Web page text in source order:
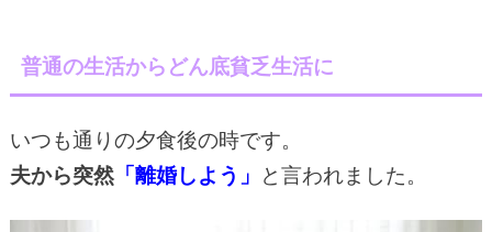
普通の生活からどん底貧乏生活に
いつも通りの夕食後の時です。
夫から突然「離婚しよう」 と言われました。